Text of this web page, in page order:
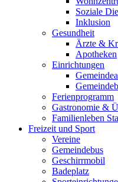
Soziale
Inklusion
Gesundheit
Ärzte &
Apotheken
Einrichtungen
Ferienprogramm
Gastronomie &
Familienleben
Freizeit und Sport
Vereine
Gemeindebus
Geschirrmobil
Badeplatz